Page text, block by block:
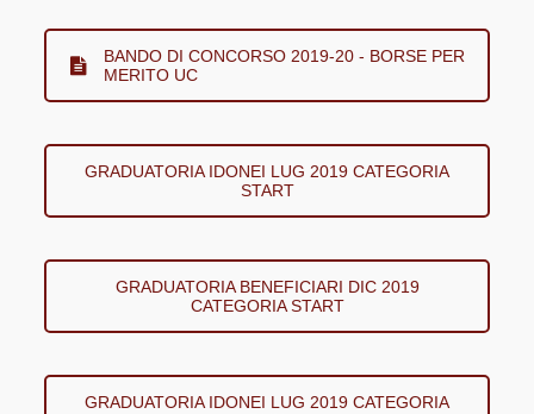
BANDO DI CONCORSO 2019-20 - BORSE PER
MERITO UC
GRADUATORIA IDONEI LUG 2019 CATEGORIA
START
GRADUATORIA BENEFICIARI DIC 2019
CATEGORIA START
GRADUATORIA IDONEI LUG 2019 CATEGORIA